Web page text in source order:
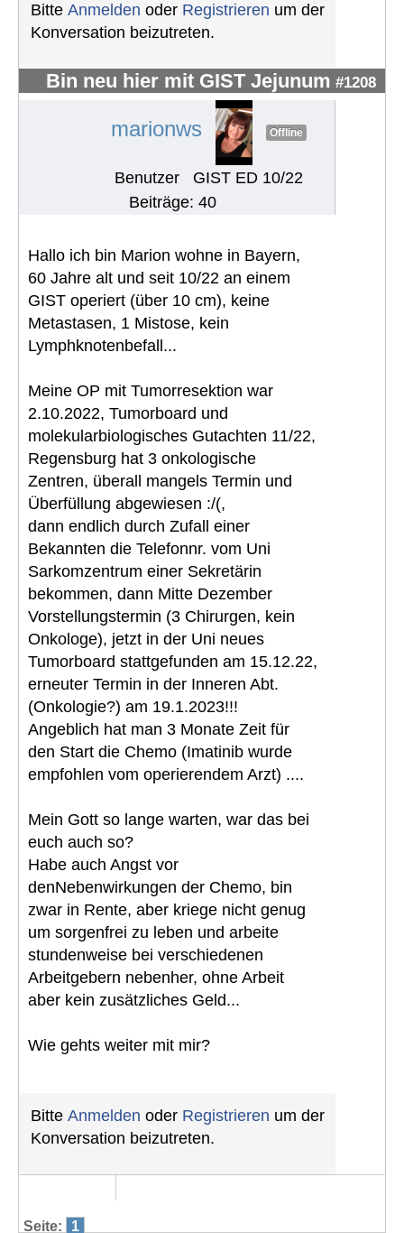
Bitte Anmelden oder Registrieren um der
Konversation beizutreten.
Bin neu hier mit GIST Jejunum #1208
marionws Offline
Benutzer
GIST ED 10/22
Beiträge: 40
Hallo ich bin Marion wohne in Bayern,
60 Jahre alt und seit 10/22 an einem
GIST operiert (über 10 cm), keine
Metastasen, 1 Mistose, kein
Lymphknotenbefall...
Meine OP mit Tumorresektion war
2.10.2022, Tumorboard und
molekularbiologisches Gutachten 11/22,
Regensburg hat 3 onkologische
Zentren, überall mangels Termin und
Überfüllung abgewiesen :/(,
dann endlich durch Zufall einer
Bekannten die Telefonnr. vom Uni
Sarkomzentrum einer Sekretärin
bekommen, dann Mitte Dezember
Vorstellungstermin (3 Chirurgen, kein
Onkologe), jetzt in der Uni neues
Tumorboard stattgefunden am 15.12.22,
erneuter Termin in der Inneren Abt.
(Onkologie?) am 19.1.2023!!!
Angeblich hat man 3 Monate Zeit für
den Start die Chemo (Imatinib wurde
empfohlen vom operierendem Arzt) ....
Mein Gott so lange warten, war das bei
euch auch so?
Habe auch Angst vor
denNebenwirkungen der Chemo, bin
zwar in Rente, aber kriege nicht genug
um sorgenfrei zu leben und arbeite
stundenweise bei verschiedenen
Arbeitgebern nebenher, ohne Arbeit
aber kein zusätzliches Geld...
Wie gehts weiter mit mir?
Bitte Anmelden oder Registrieren um der
Konversation beizutreten.
Seite: 1